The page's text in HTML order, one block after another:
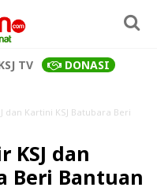
TV DONASI
dan Kartini KSJ Batubara Beri
KSJ dan
Beri Bantuan